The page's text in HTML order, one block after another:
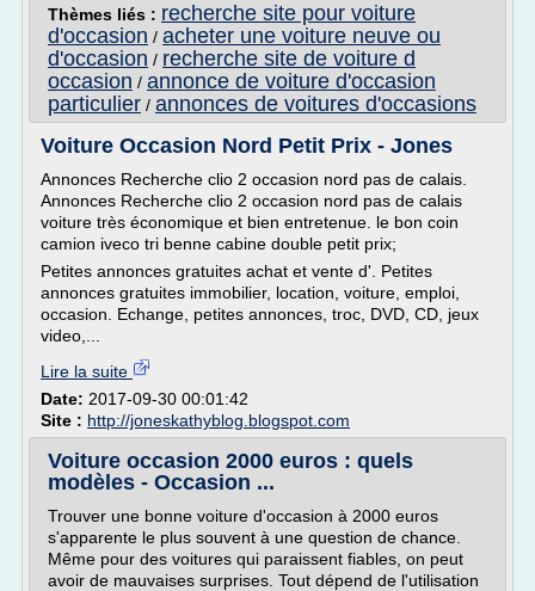
Thèmes liés : recherche site pour voiture
d'occasion / acheter une voiture neuve ou
d'occasion / recherche site de voiture d
occasion / annonce de voiture d'occasion
particulier / annonces de voitures d'occasions
Voiture Occasion Nord Petit Prix - Jones
Annonces Recherche clio 2 occasion nord pas de calais.
Annonces Recherche clio 2 occasion nord pas de calais
voiture très économique et bien entretenue. le bon coin
camion iveco tri benne cabine double petit prix;
Petites annonces gratuites achat et vente d'. Petites
annonces gratuites immobilier, location, voiture, emploi,
occasion. Echange, petites annonces, troc, DVD, CD, jeux
video,...
Lire la suite
Date: 2017-09-30 00:01:42
Site : http://joneskathyblog.blogspot.com
Voiture occasion 2000 euros : quels
modèles - Occasion ...
Trouver une bonne voiture d'occasion à 2000 euros
s'apparente le plus souvent à une question de chance.
Même pour des voitures qui paraissent fiables, on peut
avoir de mauvaises surprises. Tout dépend de l'utilisation